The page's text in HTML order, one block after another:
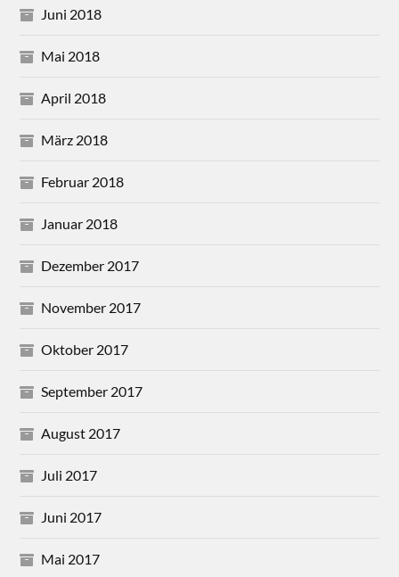
Juni 2018
Mai 2018
April 2018
März 2018
Februar 2018
Januar 2018
Dezember 2017
November 2017
Oktober 2017
September 2017
August 2017
Juli 2017
Juni 2017
Mai 2017